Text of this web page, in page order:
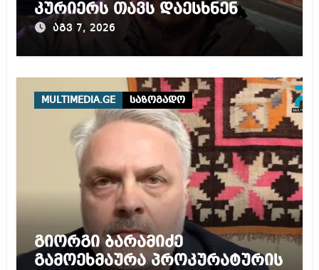
კურიერს თავს დაესხნენ
აგვ 7, 2026
MULTIMEDIA.GE საზოგადო
გიორგი ბარამიძე
გამოეხმაურა პროკურატურის